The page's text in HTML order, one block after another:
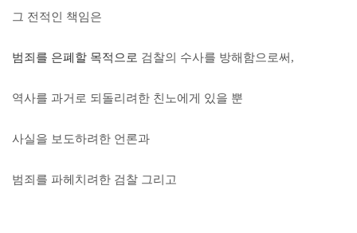
그 전적인 책임은
범죄를 은폐할 목적으로 검찰의 수사를 방해함으로써,
역사를 과거로 되돌리려한 친노에게 있을 뿐
사실을 보도하려한 언론과
범죄를 파헤치려한 검찰 그리고